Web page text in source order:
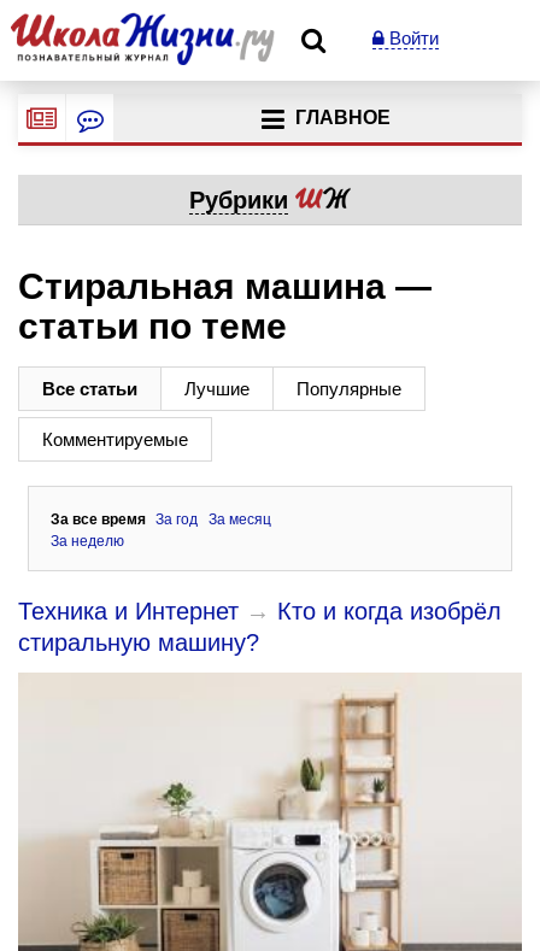
Войти
ГЛАВНОЕ
Рубрики
Стиральная машина —
статьи по теме
Все статьи Лучшие Популярные
Комментируемые
За все время За год
За месяц
За неделю
Техника и Интернет → Кто и когда изобрёл
стиральную машину?